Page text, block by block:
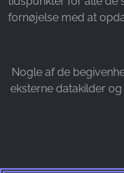
fornøjelse med at
Nogle af de
eksterne datakilder
Name:
_fbp, fr, _fbq, fbq
Purpose: